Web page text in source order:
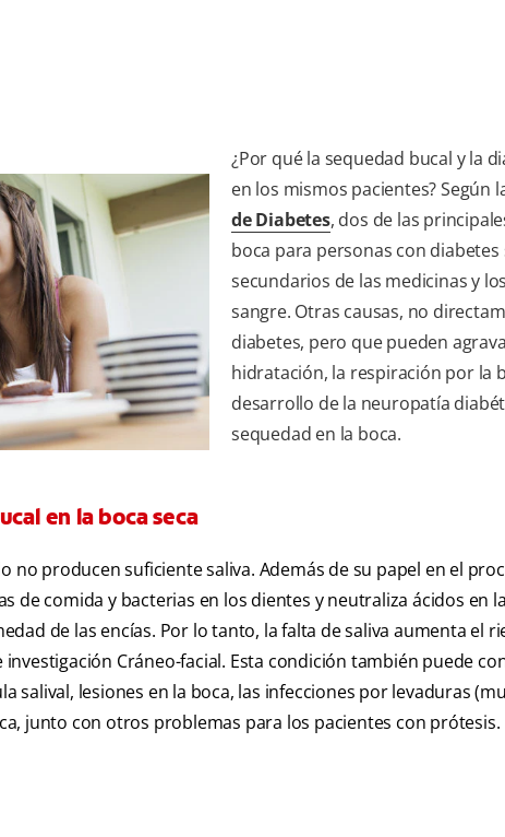
¿Por qué la sequedad bucal y la
en los mismos pacientes? Según
de Diabetes, dos de las
boca para personas con diabetes
secundarios de las medicinas y
sangre. Otras causas, no
diabetes, pero que pueden
hidratación, la respiración por la
desarrollo de la neuropatía
sequedad en la boca.
en la boca seca
no producen suficiente saliva. Además de su papel en el
de comida y bacterias en los dientes y neutraliza ácidos en
de las encías. Por lo tanto, la falta de saliva aumenta el
Cráneo-facial. Esta condición también puede
salival, lesiones en la boca, las infecciones por levaduras
junto con otros problemas para los pacientes con prótesis.